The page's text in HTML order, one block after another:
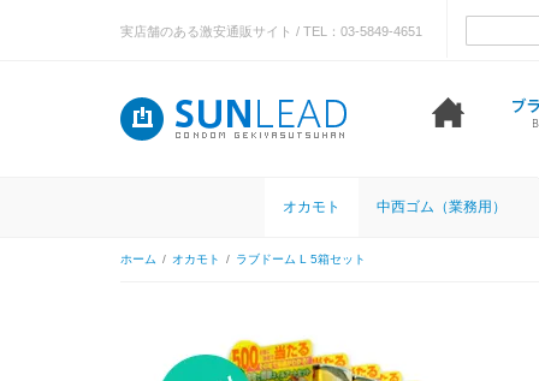
実店舗のある激安通販サイト / TEL：03-5849-4651
オカモト 中西ゴム（業務用）
ホーム / オカモト / ラブドーム L 5箱セット